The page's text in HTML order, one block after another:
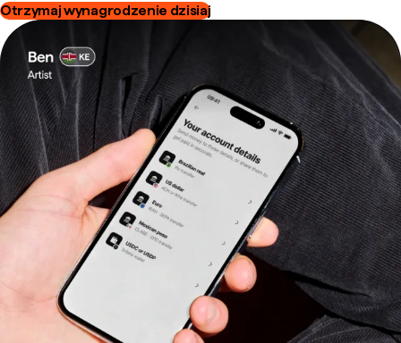
Otrzymaj wynagrodzenie dzisiaj